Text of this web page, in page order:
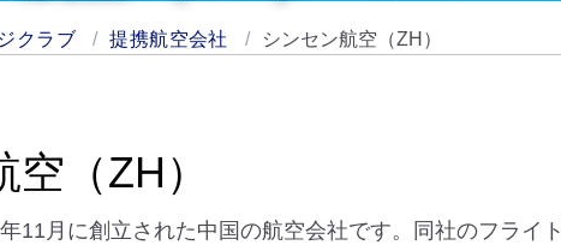
クラブ 提携航空会社 シンセン航空（ZH）
（ZH）
11月に創立された中国の航空会社です。同社のフライト